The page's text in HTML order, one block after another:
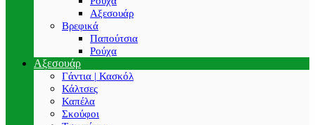
Αξεσουάρ
Βρεφικά
Παπούτσια
Ρούχα
Αξεσουάρ
Γάντια | Κασκόλ
Κάλτσες
Καπέλα
Σκούφοι